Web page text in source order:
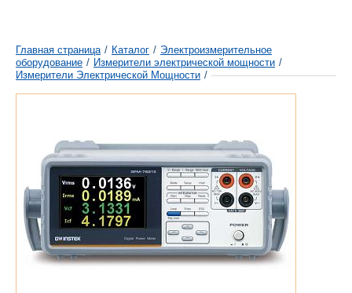
Главная страница / Каталог / Электроизмерительное
оборудование / Измерители электрической мощности /
Измерители Электрической Мощности /